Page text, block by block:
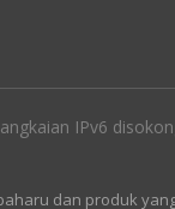
IPv6
dan produk